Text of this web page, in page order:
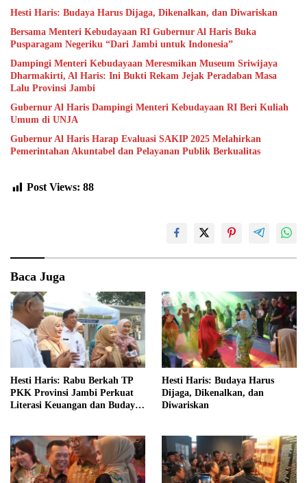
Hesti Haris: Budaya Harus Dijaga, Dikenalkan, dan Diwariskan
Bersama Menteri Kebudayaan RI Gubernur Al Haris Buka
Pusparagam Negeriku “Dari Jambi untuk Indonesia”
Dampingi Menteri Kebudayaan Meresmikan Museum Sriwijaya
Dharmakirti, Al Haris: Ini Bukti Rekam Jejak Peradaban Masa
Lalu Provinsi Jambi
Gubernur Al Haris Dampingi Menteri Kebudayaan RI Beri Kuliah
Umum di UNJA
Gubernur Al Haris Harap Evaluasi SAKIP 2025 Melahirkan
Pemerintahan Akuntabel dan Pelayanan Publik Berkualitas
Post Views: 88
Baca Juga
Hesti Haris: Rabu Berkah TP
PKK Provinsi Jambi Perkuat
Literasi Keuangan dan Budaya
Hesti Haris: Budaya Harus
Dijaga, Dikenalkan, dan
Diwariskan